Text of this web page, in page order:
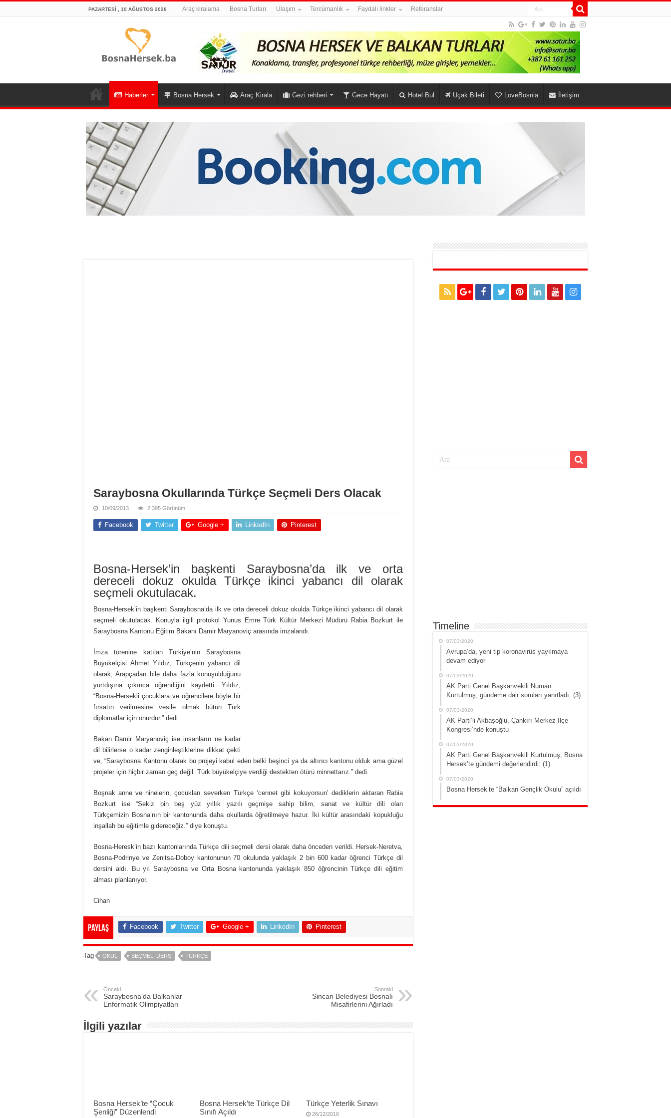
PAZARTESI , 10 AĞUSTOS 2026 Araç kiralama Bosna Turları Ulaşım Tercümanlık Faydalı linkler Referanslar
Haberler Bosna Hersek Araç Kirala Gezi rehberi Gece Hayatı Hotel Bul Uçak Bileti LoveBosnia İletişim
Saraybosna Okullarında Türkçe Seçmeli Ders Olacak
10/09/2013 2,395 Görünüm
Facebook Twitter Google + LinkedIn Pinterest
Bosna-Hersek’in başkenti Saraybosna’da ilk ve orta
dereceli dokuz okulda Türkçe ikinci yabancı dil olarak
seçmeli okutulacak.
Bosna-Hersek’in başkenti Saraybosna’da ilk ve orta dereceli dokuz okulda Türkçe ikinci yabancı dil olarak
seçmeli okutulacak. Konuyla ilgili protokol Yunus Emre Türk Kültür Merkezi Müdürü Rabia Bozkurt ile
Saraybosna Kantonu Eğitim Bakanı Damir Maryanoviç arasında imzalandı.
İmza törenine katılan Türkiye’nin Saraybosna
Büyükelçisi Ahmet Yıldız, Türkçenin yabancı dil
olarak, Arapçadan bile daha fazla konuşulduğunu
yurtdışına çıkınca öğrendiğini kaydetti. Yıldız,
“Bosna-Hersekli çocuklara ve öğrencilere böyle bir
fırsatın verilmesine vesile olmak bütün Türk
diplomatlar için onurdur.” dedi.
Bakan Damir Maryanoviç ise insanların ne kadar
dil bilirlerse o kadar zenginleştiklerine dikkat çekti
ve, “Saraybosna Kantonu olarak bu projeyi kabul eden belki beşinci ya da altıncı kantonu olduk ama güzel
projeler için hiçbir zaman geç değil. Türk büyükelçiye verdiği destekten ötürü minnettarız.” dedi.
Boşnak anne ve ninelerin, çocukları severken Türkçe ‘cennet gibi kokuyorsun’ dediklerin aktaran Rabia
Bozkurt ise “Sekiz bin beş yüz yıllık yazılı geçmişe sahip bilim, sanat ve kültür dili olan
Türkçemizin Bosna’nın bir kantonunda daha okullarda öğretilmeye hazur. İki kültür arasındaki kopukluğu
inşallah bu eğitimle gidereceğiz.” diye konuştu.
Bosna-Heresk’in bazı kantonlarında Türkçe dili seçmeli dersi olarak daha önceden verildi. Hersek-Neretva,
Bosna-Podrinye ve Zenitsa-Doboy kantonunun 70 okulunda yaklaşık 2 bin 600 kadar öğrenci Türkçe dil
dersini aldı. Bu yıl Saraybosna ve Orta Bosna kantonunda yaklaşık 850 öğrencinin Türkçe dili eğitim
alması planlanıyor.
Cihan
Paylaş Facebook Twitter Google + LinkedIn Pinterest
Tag OKUL SEÇMELI DERS TÜRKÇE
Önceki
Saraybosna’da Balkanlar
Enformatik Olimpiyatları
Sonraki
Sincan Belediyesi Bosnalı
Misafirlerini Ağırladı
İlgili yazılar
Bosna Hersek’te “Çocuk
Şenliği” Düzenlendi
Bosna Hersek’te Türkçe Dil
Sınıfı Açıldı
Türkçe Yeterlik Sınavı
26/12/2016
Timeline
07/03/2020
Avrupa’da, yeni tip koronavirüs yayılmaya
devam ediyor
07/03/2020
AK Parti Genel Başkanvekili Numan
Kurtulmuş, gündeme dair soruları yanıtladı: (3)
07/03/2020
AK Parti’li Akbaşoğlu, Çankırı Merkez İlçe
Kongresi’nde konuştu
07/03/2020
AK Parti Genel Başkanvekili Kurtulmuş, Bosna
Hersek’te gündemi değerlendirdi: (1)
07/03/2020
Bosna Hersek’te “Balkan Gençlik Okulu” açıldı